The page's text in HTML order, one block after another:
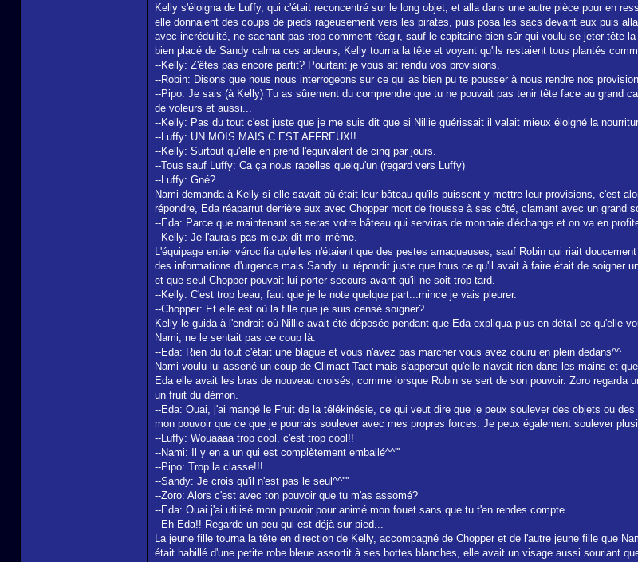
Kelly s'éloigna de Luffy, qui c'était reconcentré sur le long objet, et alla dans une autre pièce pour en
elle donnaient des coups de pieds rageusement vers les pirates, puis posa les sacs devant eux puis
avec incrédulité, ne sachant pas trop comment réagir, sauf le capitaine bien sûr qui voulu se jeter tête
bien placé de Sandy calma ces ardeurs, Kelly tourna la tête et voyant qu'ils restaient tous plantés
--Kelly: Z'êtes pas encore partit? Pourtant je vous ait rendu vos provisions.
--Robin: Disons que nous nous interrogeons sur ce qui as bien pu te pousser à nous rendre nos
--Pipo: Je sais (à Kelly) Tu as sûrement du comprendre que tu ne pouvait pas tenir tête face au grand
de voleurs et aussi...
--Kelly: Pas du tout c'est juste que je me suis dit que si Nillie guérissait il valait mieux éloigné la
--Luffy: UN MOIS MAIS C EST AFFREUX!!
--Kelly: Surtout qu'elle en prend l'équivalent de cinq par jours.
--Tous sauf Luffy: Ca ça nous rapelles quelqu'un (regard vers Luffy)
--Luffy: Gné?
Nami demanda à Kelly si elle savait où était leur bâteau qu'ils puissent y mettre leur provisions, c'est
répondre, Eda réaparrut derrière eux avec Chopper mort de frousse à ses côté, clamant avec un grand
--Eda: Parce que maintenant se seras votre bâteau qui serviras de monnaie d'échange et on va en
--Kelly: Je l'aurais pas mieux dit moi-même.
L'équipage entier vérocifia qu'elles n'étaient que des pestes arnaqueuses, sauf Robin qui riait
des informations d'urgence mais Sandy lui répondit juste que tous ce qu'il avait à faire était de soigner
et que seul Chopper pouvait lui porter secours avant qu'il ne soit trop tard.
--Kelly: C'est trop beau, faut que je le note quelque part...mince je vais pleurer.
--Chopper: Et elle est où la fille que je suis censé soigner?
Kelly le guida à l'endroit où Nillie avait été déposée pendant que Eda expliqua plus en détail ce qu'elle
Nami, ne le sentait pas ce coup là.
--Eda: Rien du tout c'était une blague et vous n'avez pas marcher vous avez couru en plein dedans^^
Nami voulu lui assené un coup de Climact Tact mais s'appercut qu'elle n'avait rien dans les mains et
Eda elle avait les bras de nouveau croisés, comme lorsque Robin se sert de son pouvoir. Zoro
un fruit du démon.
--Eda: Ouai, j'ai mangé le Fruit de la télékinésie, ce qui veut dire que je peux soulever des objets ou
mon pouvoir que ce que je pourrais soulever avec mes propres forces. Je peux également soulever
--Luffy: Wouaaaa trop cool, c'est trop cool!!
--Nami: Il y en a un qui est complètement emballé^^'''
--Pipo: Trop la classe!!!
--Sandy: Je crois qu'il n'est pas le seul^^''''
--Zoro: Alors c'est avec ton pouvoir que tu m'as assomé?
--Eda: Ouai j'ai utilisé mon pouvoir pour animé mon fouet sans que tu t'en rendes compte.
--Eh Eda!! Regarde un peu qui est déjà sur pied...
La jeune fille tourna la tête en direction de Kelly, accompagné de Chopper et de l'autre jeune fille que
était habillé d'une petite robe bleue assortit à ses bottes blanches, elle avait un visage aussi souriant